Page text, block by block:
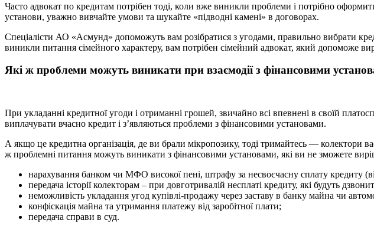
Часто адвокат по кредитам потрібен тоді, коли вже виникли проблеми і потрібно
установи, уважно вивчайте умови та шукайте «підводні камені» в договорах.
Спеціалісти АО «Асмунд» допоможуть вам розібратися з угодами, правильно вибрати
виникли питання сімейного характеру, вам потрібен сімейний адвокат, який допоможе
Які ж проблеми можуть виникати при взаємодії з фінансовими
При укладанні кредитної угоди і отриманні грошей, звичайно всі впевнені в своїй
виплачувати вчасно кредит і з’являються проблеми з фінансовими установами.
А якщо це кредитна організація, де ви брали мікропозику, тоді тримайтесь — колектори
ж проблемні питання можуть виникати з фінансовими установами, які ви не зможете
нарахування банком чи МФО високої пені, штрафу за несвоєчасну сплату кредиту
передача історії колекторам – при довготривалій несплаті кредиту, які будуть
неможливість укладання угод купівлі-продажу через заставу в банку майна чи
конфіскація майна та утримання платежу від заробітної плати;
передача справи в суд.